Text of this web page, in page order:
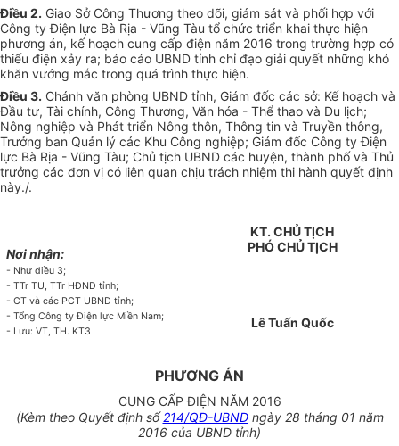
Điều 2. Giao Sở Công Thương theo dõi, giám sát và phối hợp với
Công ty Điện lực Bà Rịa - Vũng Tàu tổ chức triển khai thực hiện
phương án, kế hoạch cung cấp điện năm 2016 trong trường hợp có
thiếu điện xảy ra; báo cáo UBND tỉnh chỉ đạo giải quyết những khó
khăn vướng mắc trong quá trình thực hiện.
Điều 3. Chánh văn phòng UBND tỉnh, Giám đốc các sở: Kế hoạch và
Đầu tư, Tài chính, Công Thương, Văn hóa - Thể thao và Du lịch;
Nông nghiệp và Phát triển Nông thôn, Thông tin và Truyền thông,
Trưởng ban Quản lý các Khu Công nghiệp; Giám đốc Công ty Điện
lực Bà Rịa - Vũng Tàu; Chủ tịch UBND các huyện, thành phố và Thủ
trưởng các đơn vị có liên quan chịu trách nhiệm thi hành quyết định
này./.
Nơi nhận:
- Như điều 3;
- TTr TU, TTr HĐND tỉnh;
- CT và các PCT UBND tỉnh;
- Tổng Công ty Điện lực Miền Nam;
- Lưu: VT,TH. KT3
KT. CHỦ TỊCH
PHÓCHỦ TỊCH
Lê Tuấn Quốc
PHƯƠNG ÁN
CUNG CẤP ĐIỆN NĂM 2016
(Kèm theo Quyết định số214/QĐ-UBNDngày 28 tháng 01 năm
2016 của UBND tỉnh)